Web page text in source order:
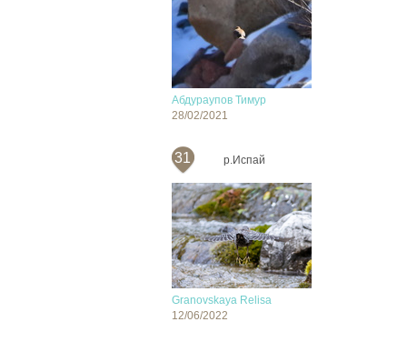
Абдураупов Тимур
28/02/2021
31 р.Испай
Granovskaya Relisa
12/06/2022